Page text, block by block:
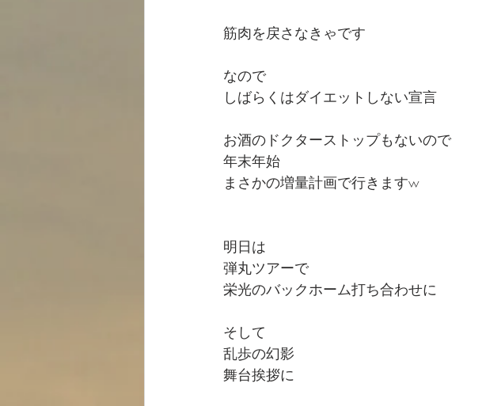
筋肉を戻さなきゃです
なので
しばらくはダイエットしない宣言
お酒のドクターストップもないので
年末年始
まさかの増量計画で行きますw
明日は
弾丸ツアーで
栄光のバックホーム打ち合わせに
そして
乱歩の幻影
舞台挨拶に